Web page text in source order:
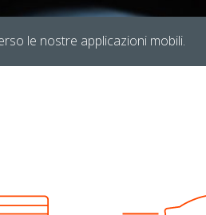
le nostre applicazioni mobili.